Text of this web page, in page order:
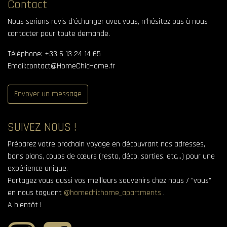
Contact
Nous serions ravis d'échanger avec vous, n'hésitez pas à nous
contacter pour toute demande.
Téléphone: +33 6 13 24 14 65
Email:contact@HomeChicHome.fr
Envoyer un message
SUIVEZ NOUS !
Préparez votre prochain voyage en découvrant nos adresses,
bons plans, coups de cœurs (resto, déco, sorties, etc...) pour une
expérience unique.
Partagez vous aussi vos meilleurs souvenirs chez nous / "vous"
en nous taguant @homechichome_apartments .
A bientôt !